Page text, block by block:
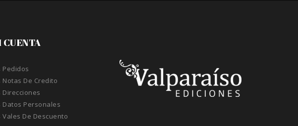
CUENTA
Pedidos
Notas De Credito
Direcciones
Datos Personales
Vales De Descuento